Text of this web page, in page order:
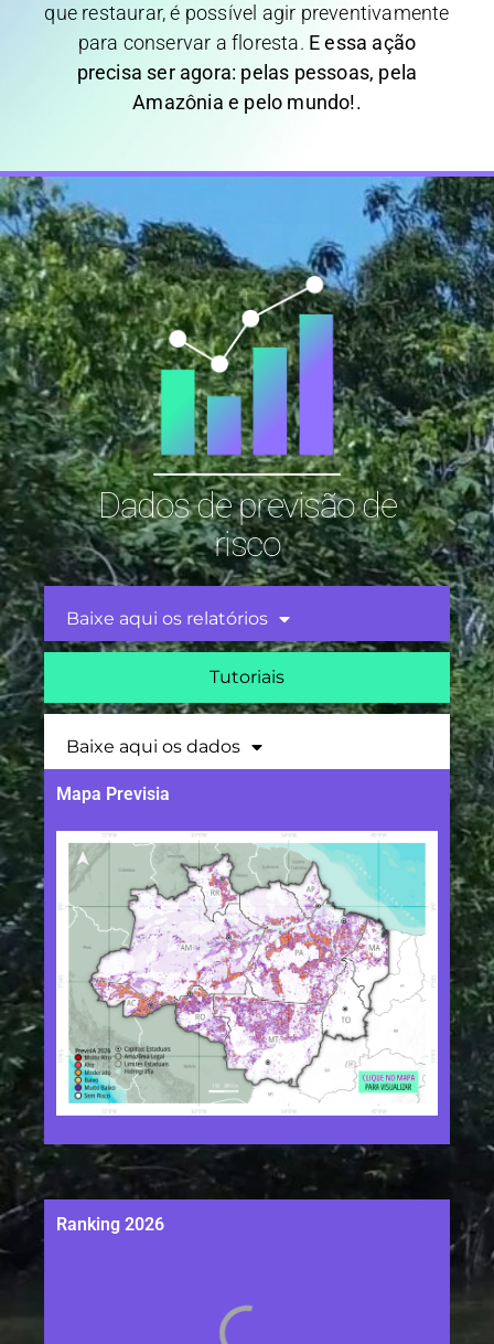
que restaurar, é possível agir preventivamente
para conservar a floresta. E essa ação
precisa ser agora: pelas pessoas, pela
Amazônia e pelo mundo!.
Dados de previsão de
risco
Baixe aqui os relatórios
Tutoriais
Baixe aqui os dados
Mapa Previsia
Ranking 2026